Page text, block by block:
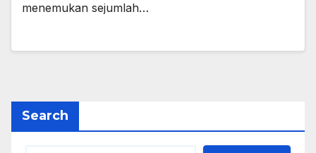
menemukan sejumlah…
Search